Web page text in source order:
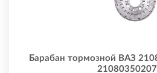
Барабан тормозной ВАЗ